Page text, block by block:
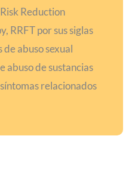
Reduction
RRFT por sus siglas
abuso sexual
abuso de sustancias
relacionados